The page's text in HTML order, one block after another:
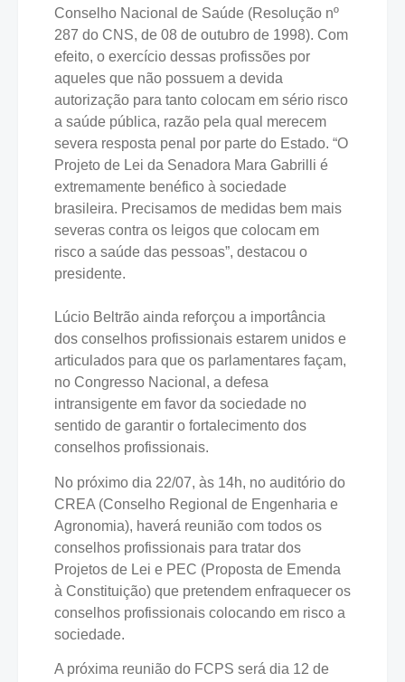
Conselho Nacional de Saúde (Resolução nº
287 do CNS, de 08 de outubro de 1998). Com
efeito, o exercício dessas profissões por
aqueles que não possuem a devida
autorização para tanto colocam em sério risco
a saúde pública, razão pela qual merecem
severa resposta penal por parte do Estado. “O
Projeto de Lei da Senadora Mara Gabrilli é
extremamente benéfico à sociedade
brasileira. Precisamos de medidas bem mais
severas contra os leigos que colocam em
risco a saúde das pessoas”, destacou o
presidente.
Lúcio Beltrão ainda reforçou a importância
dos conselhos profissionais estarem unidos e
articulados para que os parlamentares façam,
no Congresso Nacional, a defesa
intransigente em favor da sociedade no
sentido de garantir o fortalecimento dos
conselhos profissionais.
No próximo dia 22/07, às 14h, no auditório do
CREA (Conselho Regional de Engenharia e
Agronomia), haverá reunião com todos os
conselhos profissionais para tratar dos
Projetos de Lei e PEC (Proposta de Emenda
à Constituição) que pretendem enfraquecer os
conselhos profissionais colocando em risco a
sociedade.
A próxima reunião do FCPS será dia 12 de